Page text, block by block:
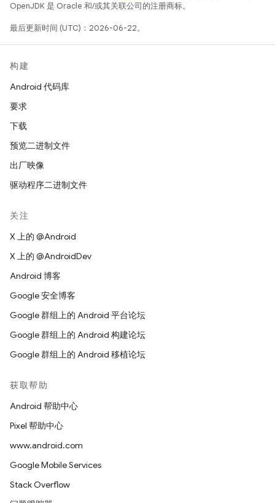
OpenJDK 是 Oracle 和/或其关联公司的注册商标。
最后更新时间 (UTC)：2026-06-22。
构建
Android 代码库
要求
下载
预览二进制文件
出厂映像
驱动程序二进制文件
关注
X 上的 @Android
X 上的 @AndroidDev
Android 博客
Google 安全博客
Google 群组上的 Android 平台论坛
Google 群组上的 Android 构建论坛
Google 群组上的 Android 移植论坛
获取帮助
Android 帮助中心
Pixel 帮助中心
www.android.com
Google Mobile Services
Stack Overflow